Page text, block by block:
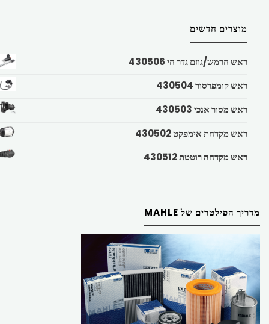
מוצרים חדשים
ראש חרמש/גוזם גדר חי 430506
ראש קומפרסור 430504
ראש מסור אנכי 430503
ראש מקדחת אימפקט 430502
ראש מקדחה רוטטת 430512
מדריך הפילטרים של MAHLE